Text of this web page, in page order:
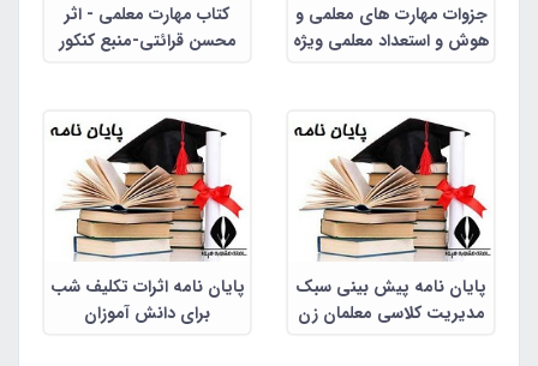
جزوات مهارت های معلمی و
هوش و استعداد معلمی ویژه
کتاب مهارت معلمی - اثر
محسن قرائتی-منبع کنکور
پایان نامه پیش بینی سبک
مدیریت کلاسی معلمان زن
پایان نامه اثرات تکلیف شب
برای دانش آموزان